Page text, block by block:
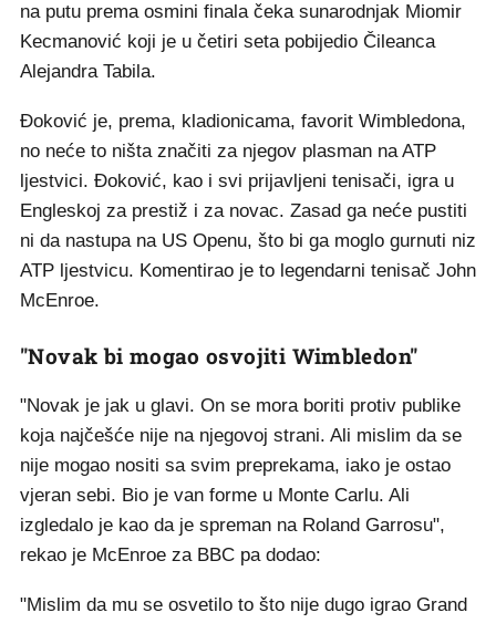
na putu prema osmini finala čeka sunarodnjak Miomir
Kecmanović koji je u četiri seta pobijedio Čileanca
Alejandra Tabila.
Đoković je, prema, kladionicama, favorit Wimbledona,
no neće to ništa značiti za njegov plasman na ATP
ljestvici. Đoković, kao i svi prijavljeni tenisači, igra u
Engleskoj za prestiž i za novac. Zasad ga neće pustiti
ni da nastupa na US Openu, što bi ga moglo gurnuti niz
ATP ljestvicu. Komentirao je to legendarni tenisač John
McEnroe.
"Novak bi mogao osvojiti Wimbledon"
"Novak je jak u glavi. On se mora boriti protiv publike
koja najčešće nije na njegovoj strani. Ali mislim da se
nije mogao nositi sa svim preprekama, iako je ostao
vjeran sebi. Bio je van forme u Monte Carlu. Ali
izgledalo je kao da je spreman na Roland Garrosu",
rekao je McEnroe za BBC pa dodao:
"Mislim da mu se osvetilo to što nije dugo igrao Grand